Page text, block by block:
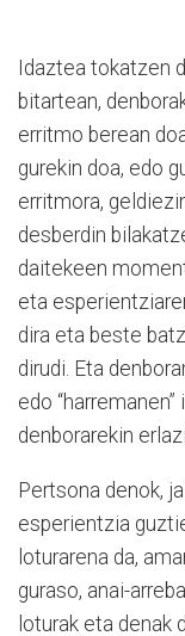
Idaztea tokatzen
bitartean,
erritmo berean
gurekin doa, edo
erritmora,
desberdin
daitekeen
eta
dira eta beste
dirudi. Eta
edo
denborarekin
Pertsona denok,
esperientzia
loturarena da,
guraso, anai-
loturak eta denak